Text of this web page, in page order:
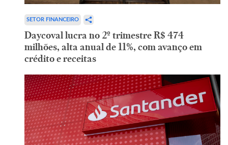
SETOR FINANCEIRO
Daycoval lucra no 2º trimestre R$ 474
milhões, alta anual de 11%, com avanço em
crédito e receitas